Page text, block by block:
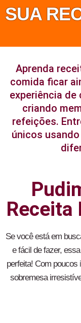
SUA
Aprenda
comida ficar
experiência
criando
refeições.
únicos
Receita
Se você está em
e fácil de fazer,
perfeita! Com poucos
sobremesa